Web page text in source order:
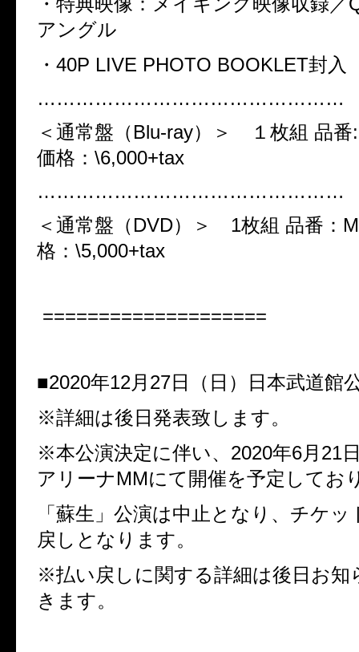
アングル
・ 40P LIVE PHOTO BOOKLET封入
…………………………………………
＜通常盤（Blu-ray）＞ １枚組 品番
価格： \6,000+tax
…………………………………………
＜通常盤（DVD）＞ 1枚組 品番：
格： \5,000+tax
====================
■2020年12月 27日（日）日本武道館
※詳細は後日発表致します。
※本公演決定に伴い、 2020年6月 21
アリーナMMにて開催を予定してお
「蘇生」公演は中止となり、チケ
戻しとなります。
※払い戻しに関する詳細は後日お知
きます。